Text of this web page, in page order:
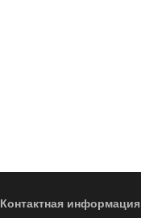
Контактная информация